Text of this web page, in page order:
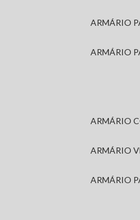
ARMÁRIO
ARMÁRIO
ARMÁRIO
ARMÁRIO
ARMÁRIO